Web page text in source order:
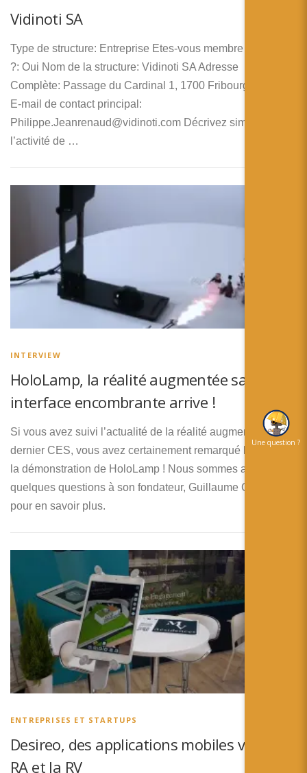
Vidinoti SA
Type de structure: Entreprise Etes-vous membre de RA’pro
?: Oui Nom de la structure: Vidinoti SA Adresse
Complète: Passage du Cardinal 1, 1700 Fribourg, Suisse
E-mail de contact principal:
Philippe.Jeanrenaud@vidinoti.com Décrivez simplement
l’activité de …
INTERVIEW
HoloLamp, la réalité augmentée sans
interface encombrante arrive !
Si vous avez suivi l’actualité de la réalité augmentée sur le
dernier CES, vous avez certainement remarqué l’impact de
la démonstration de HoloLamp ! Nous sommes allés poser
quelques questions à son fondateur, Guillaume Chican,
pour en savoir plus.
ENTREPRISES ET STARTUPS
Desireo, des applications mobiles vers la
RA et la RV
Une question ?